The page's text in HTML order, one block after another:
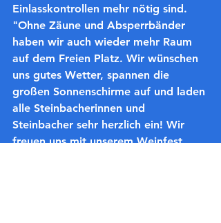
Einlasskontrollen mehr nötig sind.
"Ohne Zäune und Absperrbänder
haben wir auch wieder mehr Raum
auf dem Freien Platz. Wir wünschen
uns gutes Wetter, spannen die
großen Sonnenschirme auf und laden
alle Steinbacherinnen und
Steinbacher sehr herzlich ein! Wir
freuen uns mit unserem Weinfest